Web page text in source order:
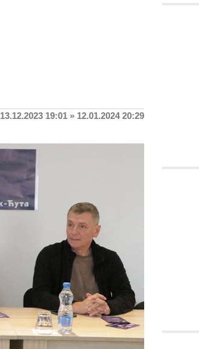
13.12.2023 19:01 » 12.01.2024 20:29